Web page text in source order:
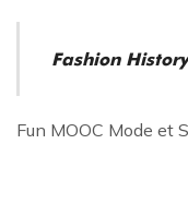
Fashion History
Fun MOOC Mode et